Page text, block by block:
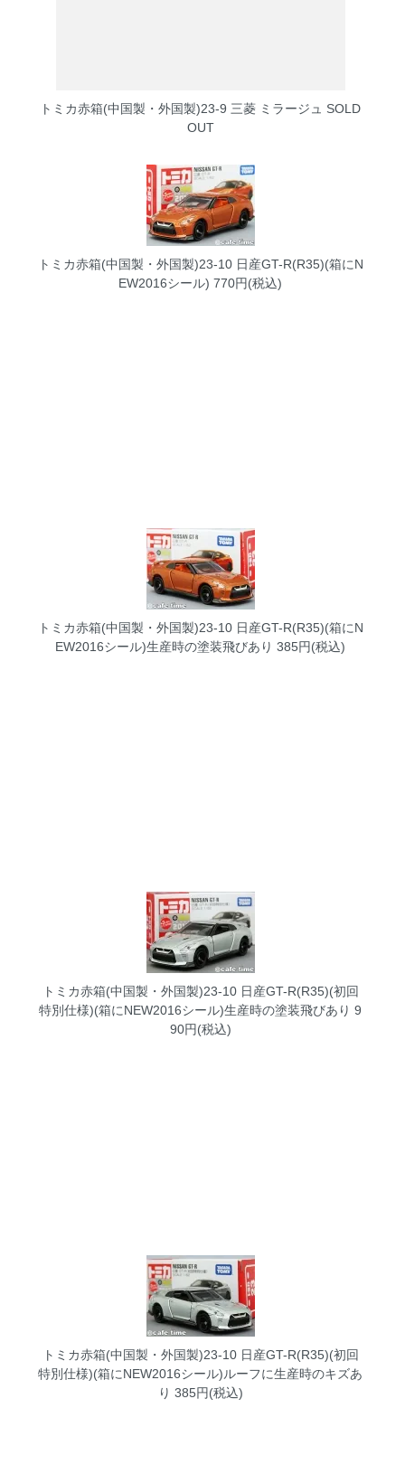
トミカ赤箱(中国製・外国製)23-9 三菱 ミラージュ SOLD
OUT
トミカ赤箱(中国製・外国製)23-10 日産GT-R(R35)(箱にN
EW2016シール) 770円(税込)
トミカ赤箱(中国製・外国製)23-10 日産GT-R(R35)(箱にN
EW2016シール)生産時の塗装飛びあり 385円(税込)
トミカ赤箱(中国製・外国製)23-10 日産GT-R(R35)(初回
特別仕様)(箱にNEW2016シール)生産時の塗装飛びあり 9
90円(税込)
トミカ赤箱(中国製・外国製)23-10 日産GT-R(R35)(初回
特別仕様)(箱にNEW2016シール)ルーフに生産時のキズあ
り 385円(税込)